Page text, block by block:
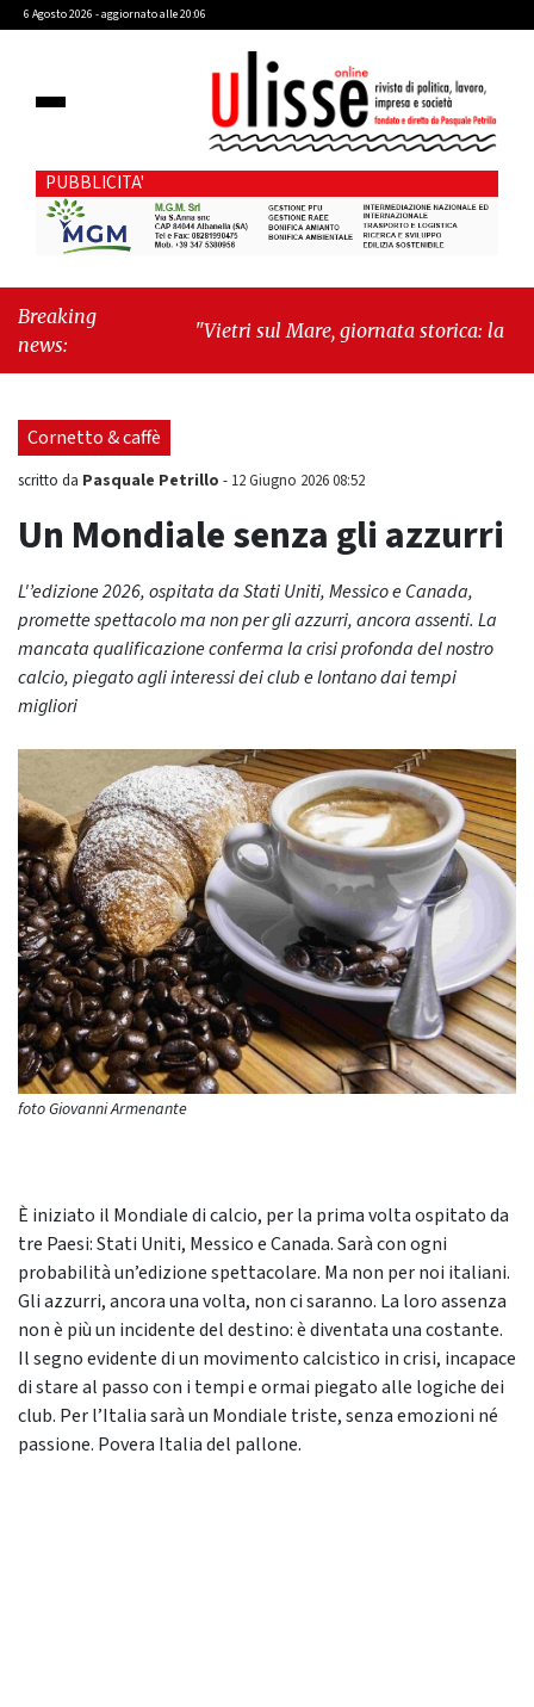
6 Agosto 2026 - aggiornato alle 20:06
PUBBLICITA'
Breaking
news:
"Vietri sul Mare, giornata storica: la ceramica
futuro"
Cornetto & caffè
scritto da Pasquale Petrillo - 12 Giugno 2026 08:52
Un Mondiale senza gli azzurri
L'’edizione 2026, ospitata da Stati Uniti, Messico e Canada,
promette spettacolo ma non per gli azzurri, ancora assenti. La
mancata qualificazione conferma la crisi profonda del nostro
calcio, piegato agli interessi dei club e lontano dai tempi
migliori
foto Giovanni Armenante
È iniziato il Mondiale di calcio, per la prima volta ospitato da
tre Paesi: Stati Uniti, Messico e Canada. Sarà con ogni
probabilità un’edizione spettacolare. Ma non per noi italiani.
Gli azzurri, ancora una volta, non ci saranno. La loro assenza
non è più un incidente del destino: è diventata una costante.
Il segno evidente di un movimento calcistico in crisi, incapace
di stare al passo con i tempi e ormai piegato alle logiche dei
club. Per l’Italia sarà un Mondiale triste, senza emozioni né
passione. Povera Italia del pallone.